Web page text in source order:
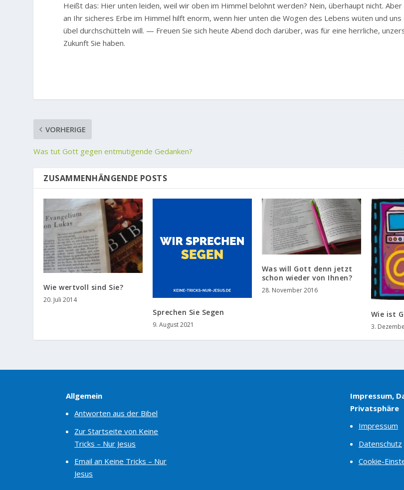
Heißt das: Hier unten leiden, weil wir oben im Himmel belohnt werden? Nein, überhaupt nicht. Aber
an Ihr sicheres Erbe im Himmel hilft enorm, wenn hier unten die Wogen des Lebens wüten und uns
übel durchschütteln will. — Freuen Sie sich heute Abend doch darüber, was für eine herrliche,
Zukunft Sie haben.
VORHERIGE
Was tut Gott gegen entmutigende Gedanken?
ZUSAMMENHÄNGENDE POSTS
Wie wertvoll sind Sie?
20. Juli 2014
Sprechen Sie Segen
9. August 2021
Was will Gott denn jetzt
schon wieder von Ihnen?
28. November 2016
Wie ist
3.
Allgemein
Antworten aus der Bibel
Zur Startseite von Keine
Tricks – Nur Jesus
Email an Keine Tricks – Nur
Jesus
Impressum,
Privatsphäre
Impressum
Datenschutz
Cookie-